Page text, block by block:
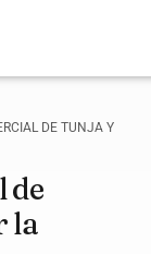
DE TUNJA Y
de
la